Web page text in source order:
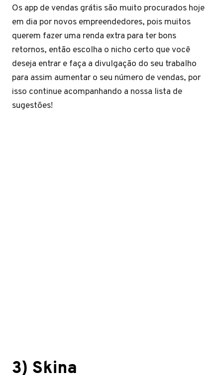
Os app de vendas grátis são muito procurados hoje
em dia por novos empreendedores, pois muitos
querem fazer uma renda extra para ter bons
retornos, então escolha o nicho certo que você
deseja entrar e faça a divulgação do seu trabalho
para assim aumentar o seu número de vendas, por
isso continue acompanhando a nossa lista de
sugestões!
3) Skina